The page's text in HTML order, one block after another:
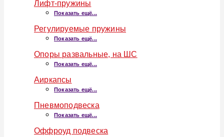
Лифт-пружины
Показать ещё...
Регулируемые пружины
Показать ещё...
Опоры развальные, на ШС
Показать ещё...
Аиркапсы
Показать ещё...
Пневмоподвеска
Показать ещё...
Оффроуд подвеска